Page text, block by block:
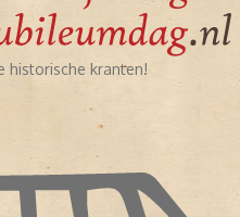
historische kranten!